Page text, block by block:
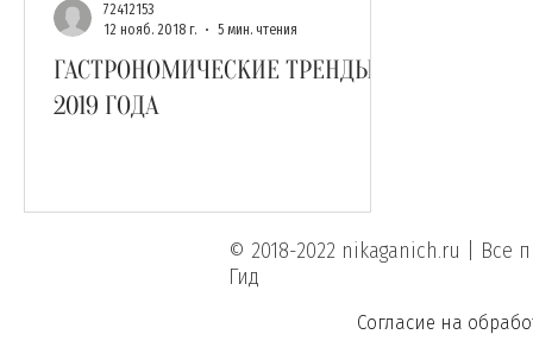
ГАСТРОНОМИЧЕСКИЕ ТРЕНДЫ
2019 ГОДА
72412153
12 нояб. 2018 г.
5 мин. чтения
© 2018-2022 nikaganich.ru | Все
Гид
Согласие на